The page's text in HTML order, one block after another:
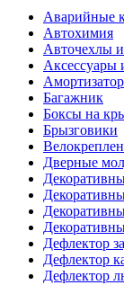
Аварийные
Автохимия
Авточехлы
Аксессуары
Багажник
Боксы на
Брызговики
Дверные
Дефлектор
Дефлектор
Дефлектор